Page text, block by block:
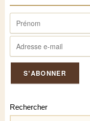
Rechercher